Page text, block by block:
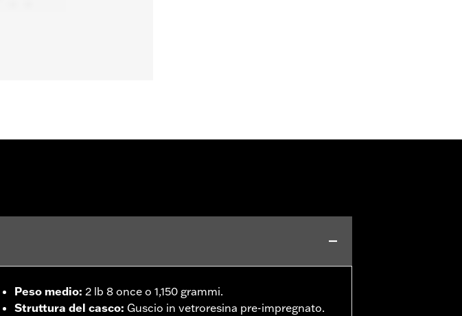
Peso medio: 2 lb 8 once o 1,150 grammi.
Struttura del casco: Guscio in vetroresina pre-impregnato.